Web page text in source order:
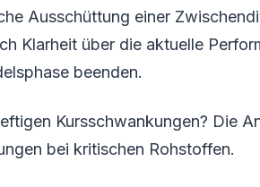
Ausschüttung einer
Klarheit über die aktuelle
beenden.
Kursschwankungen? Die
bei kritischen Rohstoffen.